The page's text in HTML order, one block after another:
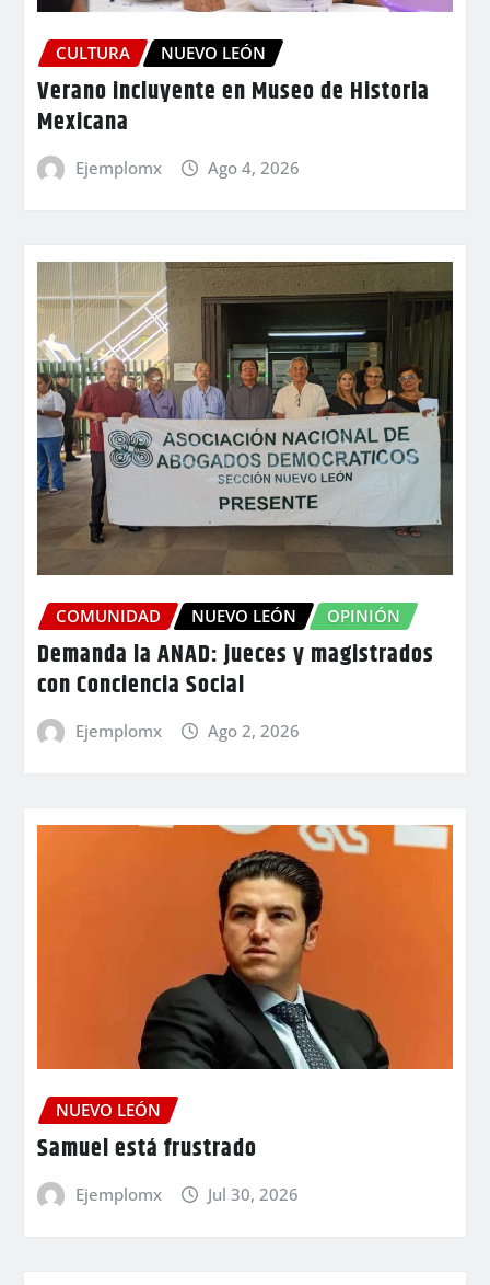
CULTURA NUEVO LEÓN
Verano incluyente en Museo de Historia
Mexicana
Ejemplomx Ago 4, 2026
COMUNIDAD NUEVO LEÓN OPINIÓN
Demanda la ANAD: jueces y magistrados
con Conciencia Social
Ejemplomx Ago 2, 2026
NUEVO LEÓN
Samuel está frustrado
Ejemplomx Jul 30, 2026